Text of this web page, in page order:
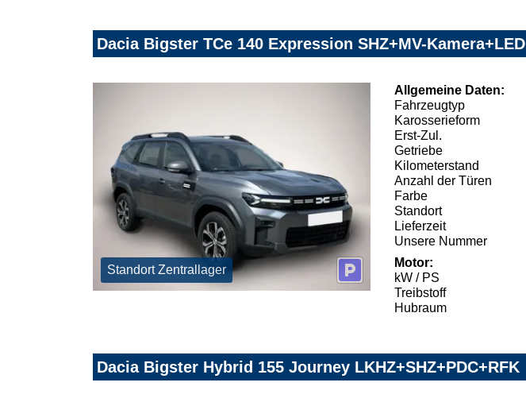
Dacia Bigster TCe 140 Expression SHZ+MV-Kamera+LED
Standort Zentrallager
Allgemeine Daten:
Fahrzeugtyp
Karosserieform
Erst-Zul.
Getriebe
Kilometerstand
Anzahl der Türen
Farbe
Standort
Lieferzeit
Unsere Nummer
Motor:
kW / PS
Treibstoff
Hubraum
Dacia Bigster Hybrid 155 Journey LKHZ+SHZ+PDC+RFK